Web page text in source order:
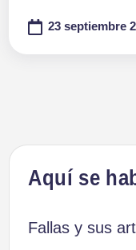
23 septiembre
de
entradas
Aquí se
Fallas y sus